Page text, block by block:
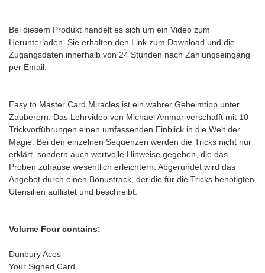
Bei diesem Produkt handelt es sich um ein Video zum
Herunterladen. Sie erhalten den Link zum Download und die
Zugangsdaten innerhalb von 24 Stunden nach Zahlungseingang
per Email.
Easy to Master Card Miracles ist ein wahrer Geheimtipp unter
Zauberern. Das Lehrvideo von Michael Ammar verschafft mit 10
Trickvorführungen einen umfassenden Einblick in die Welt der
Magie. Bei den einzelnen Sequenzen werden die Tricks nicht nur
erklärt, sondern auch wertvolle Hinweise gegeben, die das
Proben zuhause wesentlich erleichtern. Abgerundet wird das
Angebot durch einen Bonustrack, der die für die Tricks benötigten
Utensilien auflistet und beschreibt.
Volume Four contains:
Dunbury Aces
Your Signed Card